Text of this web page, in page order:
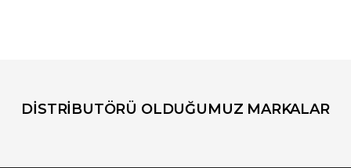
DİSTRİBUTÖRÜ OLDUĞUMUZ MARKALAR